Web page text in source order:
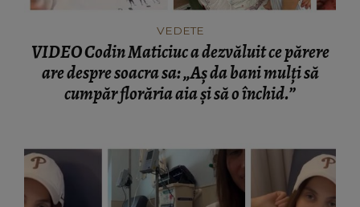
VEDETE
VIDEO Codin Maticiuc a dezvăluit ce părere
are despre soacra sa: „Aș da bani mulți să
cumpăr florăria aia și să o închid.”